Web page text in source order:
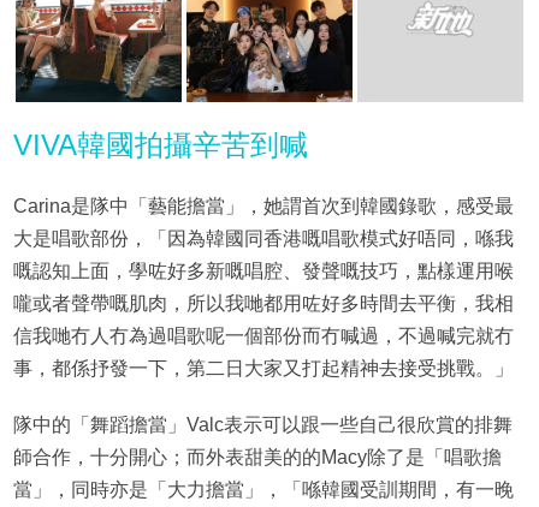
VIVA韓國拍攝辛苦到喊
Carina是隊中「藝能擔當」，她謂首次到韓國錄歌，感受最
大是唱歌部份，「因為韓國同香港嘅唱歌模式好唔同，喺我
嘅認知上面，學咗好多新嘅唱腔、發聲嘅技巧，點樣運用喉
嚨或者聲帶嘅肌肉，所以我哋都用咗好多時間去平衡，我相
信我哋冇人冇為過唱歌呢一個部份而冇喊過，不過喊完就冇
事，都係抒發一下，第二日大家又打起精神去接受挑戰。」
隊中的「舞蹈擔當」Valc表示可以跟一些自己很欣賞的排舞
師合作，十分開心；而外表甜美的的Macy除了是「唱歌擔
當」，同時亦是「大力擔當」，「喺韓國受訓期間，有一晚